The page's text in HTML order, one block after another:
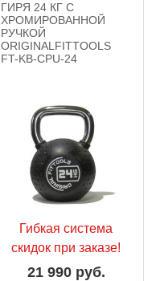
ГИРЯ 24 КГ С
ХРОМИРОВАННОЙ
РУЧКОЙ
ORIGINALFITTOOLS
FT-KB-CPU-24
Гибкая система
скидок при заказе!
21 990 руб.